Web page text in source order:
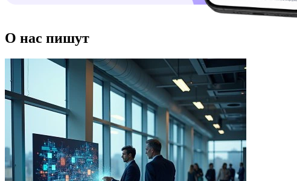
О нас пишут